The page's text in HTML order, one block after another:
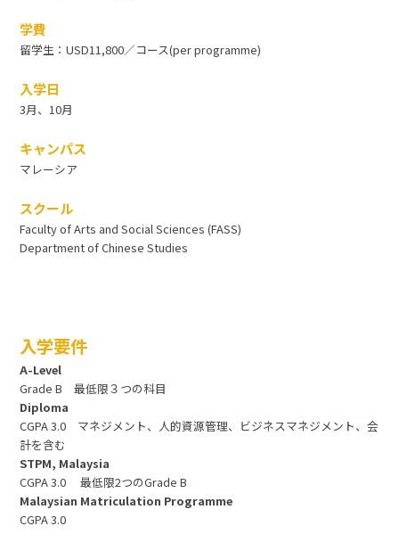
学費
留学生：USD11,800／コース(per programme)
入学日
3月、10月
キャンパス
マレーシア
スクール
Faculty of Arts and Social Sciences (FASS)
Department of Chinese Studies
入学要件
A-Level
Grade B 最低限３つの科目
Diploma
CGPA 3.0 マネジメント、人的資源管理、ビジネスマネジメント、会
計を含む
STPM, Malaysia
CGPA 3.0 最低限2つのGrade B
Malaysian Matriculation Programme
CGPA 3.0